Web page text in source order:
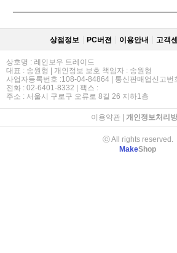
상점정보 PC버젼 이용안내 고객
상호명 : 레인보우 트레이드
대표 : 송원형 | 개인정보 보호 책임자 : 송원형
사업자등록번호 :108-04-84864 | 통신판매업신고번
전화 : 02-6401-8332 | 팩스 :
주소 : 서울시 구로구 오류로 8길 26 지하1층
이용약관| 개인정보처리
ⓒ All rights reserved.
MakeShop